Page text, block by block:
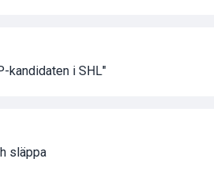
kandidaten i SHL"
släppa